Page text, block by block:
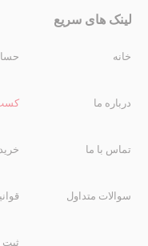
لینک های سریع
خانه
درباره ما
تماس با ما
سوالات متداول